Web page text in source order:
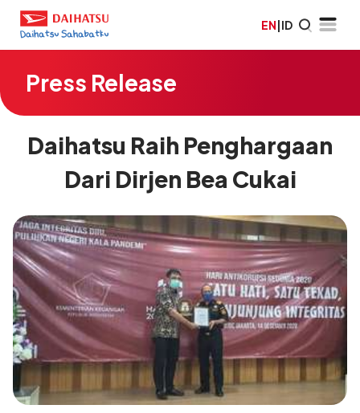
EN|ID
Press Release
Daihatsu Raih Penghargaan
Dari Dirjen Bea Cukai